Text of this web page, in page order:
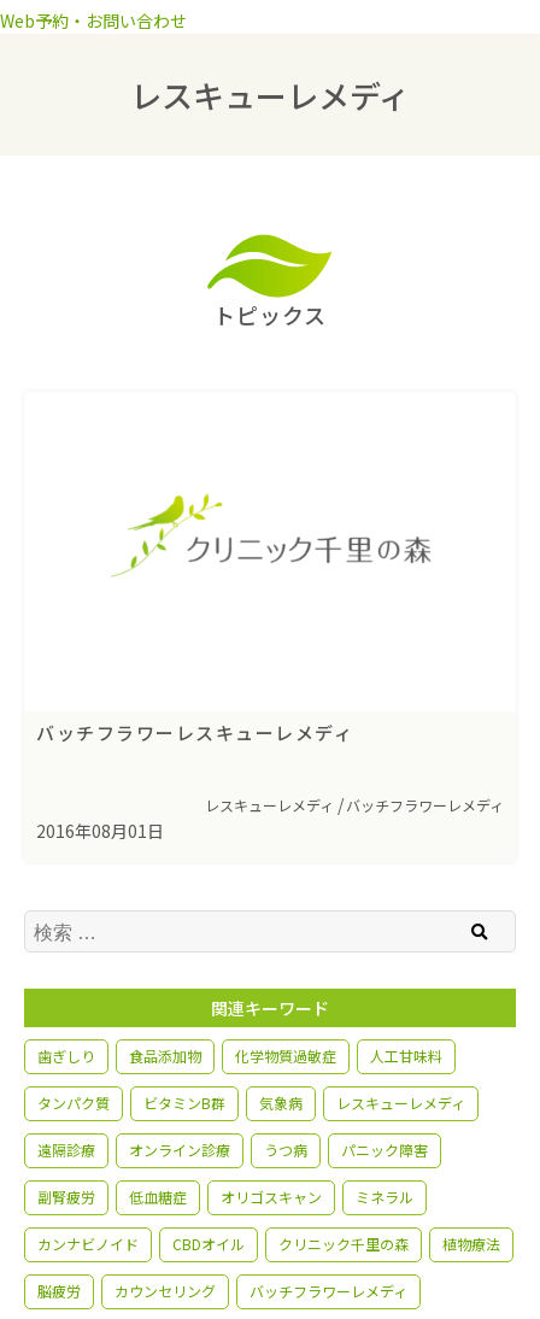
Web予約・お問い合わせ
レスキューレメディ
トピックス
バッチフラワーレスキューレメディ
レスキューレメディ バッチフラワーレメディ
2016年08月01日
検索
関連キーワード
歯ぎしり 食品添加物 化学物質過敏症 人工甘味料
タンパク質 ビタミンB群 気象病 レスキューレメディ
遠隔診療 オンライン診療 うつ病 パニック障害
副腎疲労 低血糖症 オリゴスキャン ミネラル
カンナビノイド CBDオイル クリニック千里の森 植物療法
脳疲労 カウンセリング バッチフラワーレメディ